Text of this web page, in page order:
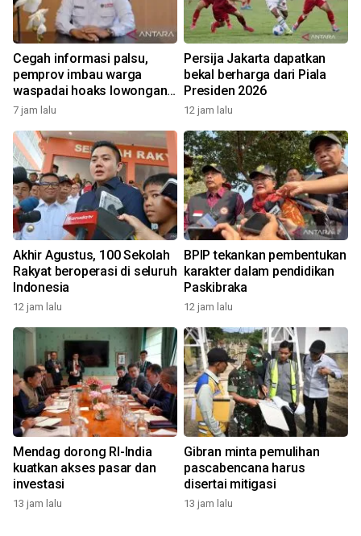
Cegah informasi palsu,
pemprov imbau warga
waspadai hoaks lowongan
kerja Blok Masela
7 jam lalu
Persija Jakarta dapatkan
bekal berharga dari Piala
Presiden 2026
12 jam lalu
Akhir Agustus, 100 Sekolah
Rakyat beroperasi di seluruh
Indonesia
12 jam lalu
BPIP tekankan pembentukan
karakter dalam pendidikan
Paskibraka
12 jam lalu
Mendag dorong RI-India
kuatkan akses pasar dan
investasi
13 jam lalu
Gibran minta pemulihan
pascabencana harus
disertai mitigasi
13 jam lalu